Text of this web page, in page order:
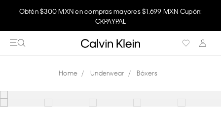
Obtén $300 MXN en compras mayores $1,699 MXN Cupón:
CKPAYPAL
Underwear Bóxers